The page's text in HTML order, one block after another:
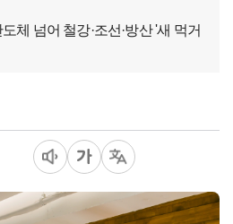
체 넘어 철강·조선·방산 '새 먹거